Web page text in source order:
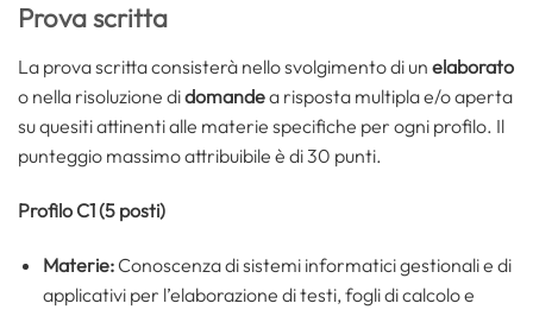
Prova scritta
La prova scritta consisterà nello svolgimento di un elaborato
o nella risoluzione didomandea risposta multipla e/o aperta
su quesiti attinenti alle materie specifiche per ogni profilo. Il
punteggio massimo attribuibile è di 30 punti.
Profilo C1 (5 posti)
Materie:Conoscenza di sistemi informatici gestionali e di
applicativi per l’elaborazione di testi, fogli di calcolo e